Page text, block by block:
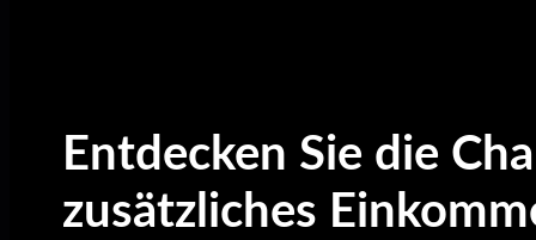
Entdecken Sie die
zusätzliches